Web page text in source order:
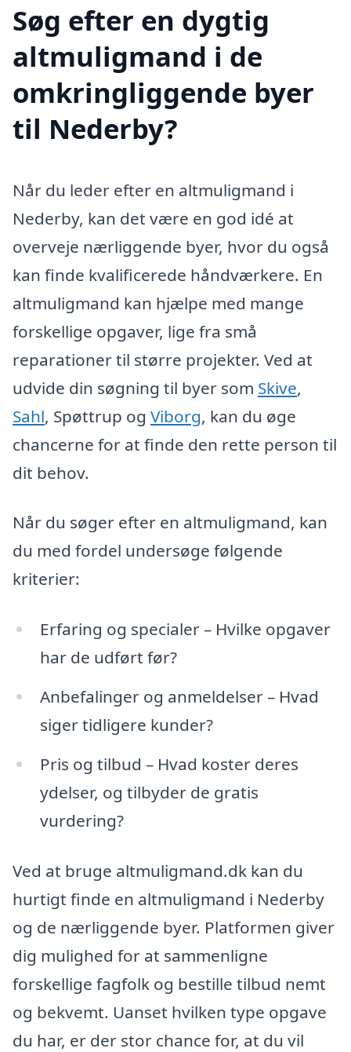
Søg efter en dygtig
altmuligmand i de
omkringliggende byer
til Nederby?
Når du leder efter en altmuligmand i
Nederby, kan det være en god idé at
overveje nærliggende byer, hvor du også
kan finde kvalificerede håndværkere. En
altmuligmand kan hjælpe med mange
forskellige opgaver, lige fra små
reparationer til større projekter. Ved at
udvide din søgning til byer som Skive,
Sahl, Spøttrup og Viborg, kan du øge
chancerne for at finde den rette person til
dit behov.
Når du søger efter en altmuligmand, kan
du med fordel undersøge følgende
kriterier:
Erfaring og specialer – Hvilke opgaver
har de udført før?
Anbefalinger og anmeldelser – Hvad
siger tidligere kunder?
Pris og tilbud – Hvad koster deres
ydelser, og tilbyder de gratis
vurdering?
Ved at bruge altmuligmand.dk kan du
hurtigt finde en altmuligmand i Nederby
og de nærliggende byer. Platformen giver
dig mulighed for at sammenligne
forskellige fagfolk og bestille tilbud nemt
og bekvemt. Uanset hvilken type opgave
du har, er der stor chance for, at du vil